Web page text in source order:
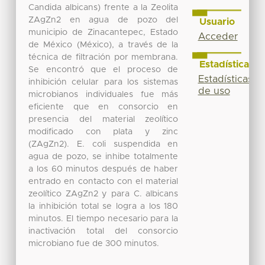
Candida albicans) frente a la Zeolita
ZAgZn2 en agua de pozo del
municipio de Zinacantepec, Estado
de México (México), a través de la
técnica de filtración por membrana.
Se encontró que el proceso de
inhibición celular para los sistemas
microbianos individuales fue más
eficiente que en consorcio en
presencia del material zeolítico
modificado con plata y zinc
(ZAgZn2). E. coli suspendida en
agua de pozo, se inhibe totalmente
a los 60 minutos después de haber
entrado en contacto con el material
zeolítico ZAgZn2 y para C. albicans
la inhibición total se logra a los 180
minutos. El tiempo necesario para la
inactivación total del consorcio
microbiano fue de 300 minutos.
Usuario
Acceder
Estadísticas
Estadísticas
de uso